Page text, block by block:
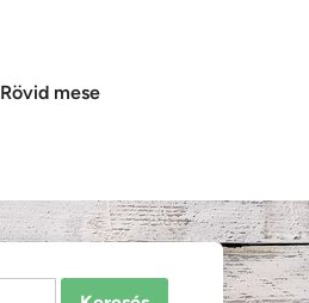
Rövid mese